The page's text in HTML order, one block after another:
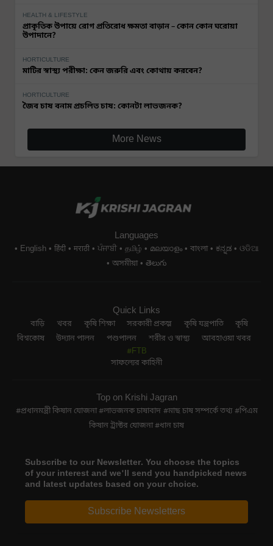
HEALTH & LIFESTYLE
প্রাকৃতিক উপায়ে রোগ প্রতিরোধ ক্ষমতা বাড়ান – কোন কোন ঘরোয়া
উপাদানে?
HORTICULTURE
মাটির স্বাস্থ্য পরীক্ষা: কেন জরুরি এবং কোথায় করবেন?
HORTICULTURE
জৈব চাষ বনাম প্রচলিত চাষ: কোনটা লাভজনক?
More News
Languages
English हिंदी मराठी ਪੰਜਾਬੀ தமிழ் മലയാളം বাংলা ಕನ್ನಡ
ଓଡିଆ
অসমীয়া
తెలుగు
Quick Links
বাড়ি খবর কৃষি শিক্ষা সরকারী প্রকল্প কৃষি যন্ত্রপাতি
কৃষি
বিশ্বকোষ
উদ্যান পালন পশুপালন শরীর ও স্বাস্থ্য
আবহাওয়া খবর
#FTB
সাফল্যের কাহিনী
Top on Krishi Jagran
প্রধানমন্ত্রী কিষান যোজনা লাভজনক চাষাবাদ মাছ চাষ সম্পর্কে তথ্য
পিএম
কিষান ট্রাক্টর যোজনা
ধান চাষ
Subscribe to our Newsletter. You choose the topics
of your interest and we'll send you handpicked news
and latest updates based on your choice.
Subscribe Newsletters